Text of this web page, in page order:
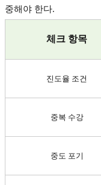
중해야 한다.
체크 항목
진도율 조건
중복 수강
중도 포기